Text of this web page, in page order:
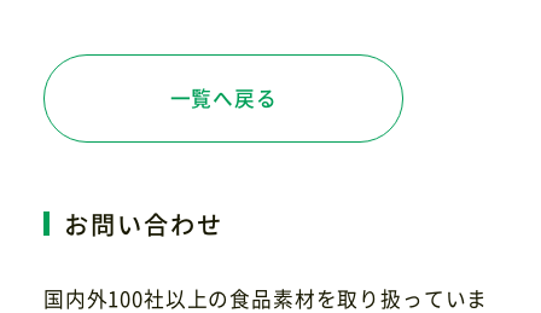
一覧へ戻る
お問い合わせ
国内外100社以上の食品素材を取り扱っていま